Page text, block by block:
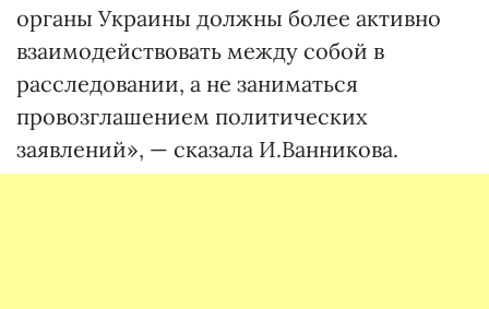
органы Украины должны более активно
взаимодействовать между собой в
расследовании, а не заниматься
провозглашением политических
заявлений», — сказала И.Ванникова.